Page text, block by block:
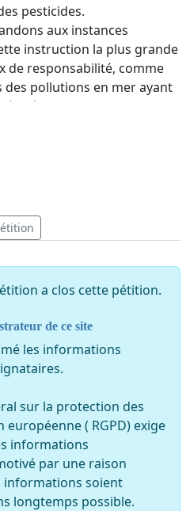
pesticides.
aux instances
instruction la plus grande
de responsabilité, comme
des pollutions en mer ayant
récente.
a clos cette pétition.
de ce site
les informations
sur la protection des
( RGPD) exige
informations
par une raison
informations soient
longtemps possible.